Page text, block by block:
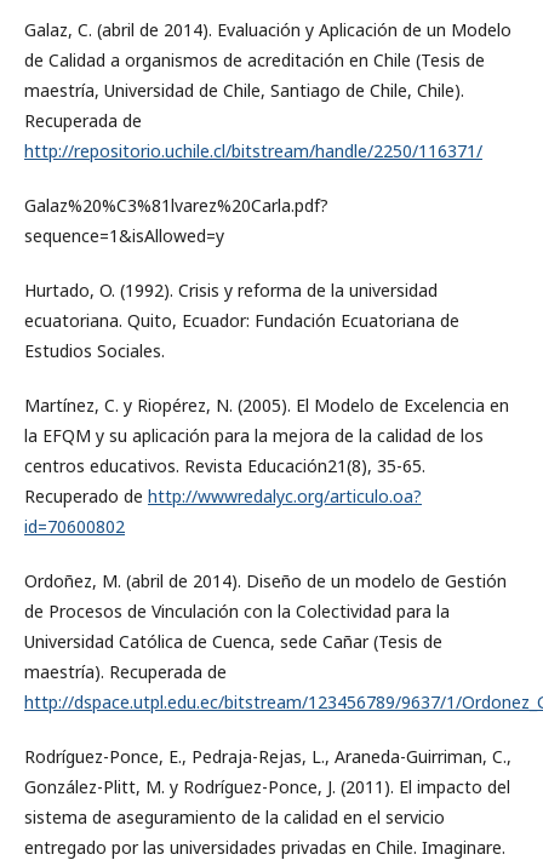
Galaz, C. (abril de 2014). Evaluación y Aplicación de un Modelo
de Calidad a organismos de acreditación en Chile (Tesis de
maestría, Universidad de Chile, Santiago de Chile, Chile).
Recuperada de
http://repositorio.uchile.cl/bitstream/handle/2250/116371/
Galaz%20%C3%81lvarez%20Carla.pdf?
sequence=1&isAllowed=y
Hurtado, O. (1992). Crisis y reforma de la universidad
ecuatoriana. Quito, Ecuador: Fundación Ecuatoriana de
Estudios Sociales.
Martínez, C. y Riopérez, N. (2005). El Modelo de Excelencia en
la EFQM y su aplicación para la mejora de la calidad de los
centros educativos. Revista Educación21(8), 35-65.
Recuperado de http://wwwredalyc.org/articulo.oa?
id=70600802
Ordoñez, M. (abril de 2014). Diseño de un modelo de Gestión
de Procesos de Vinculación con la Colectividad para la
Universidad Católica de Cuenca, sede Cañar (Tesis de
maestría). Recuperada de
http://dspace.utpl.edu.ec/bitstream/123456789/9637/1/
Rodríguez-Ponce, E., Pedraja-Rejas, L., Araneda-Guirriman, C.,
González-Plitt, M. y Rodríguez-Ponce, J. (2011). El impacto del
sistema de aseguramiento de la calidad en el servicio
entregado por las universidades privadas en Chile. Imaginare.